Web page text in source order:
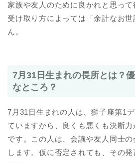
家族や友人のために良かれと思っ
受け取り方によっては「余計なお
ん。
7月31日生まれの長所とは？
なところ？
7月31日生まれの人は、獅子座第1
ていますから、良くも悪くも決断
です。この人は、会議や友人同士
します。仮に否定されても、その